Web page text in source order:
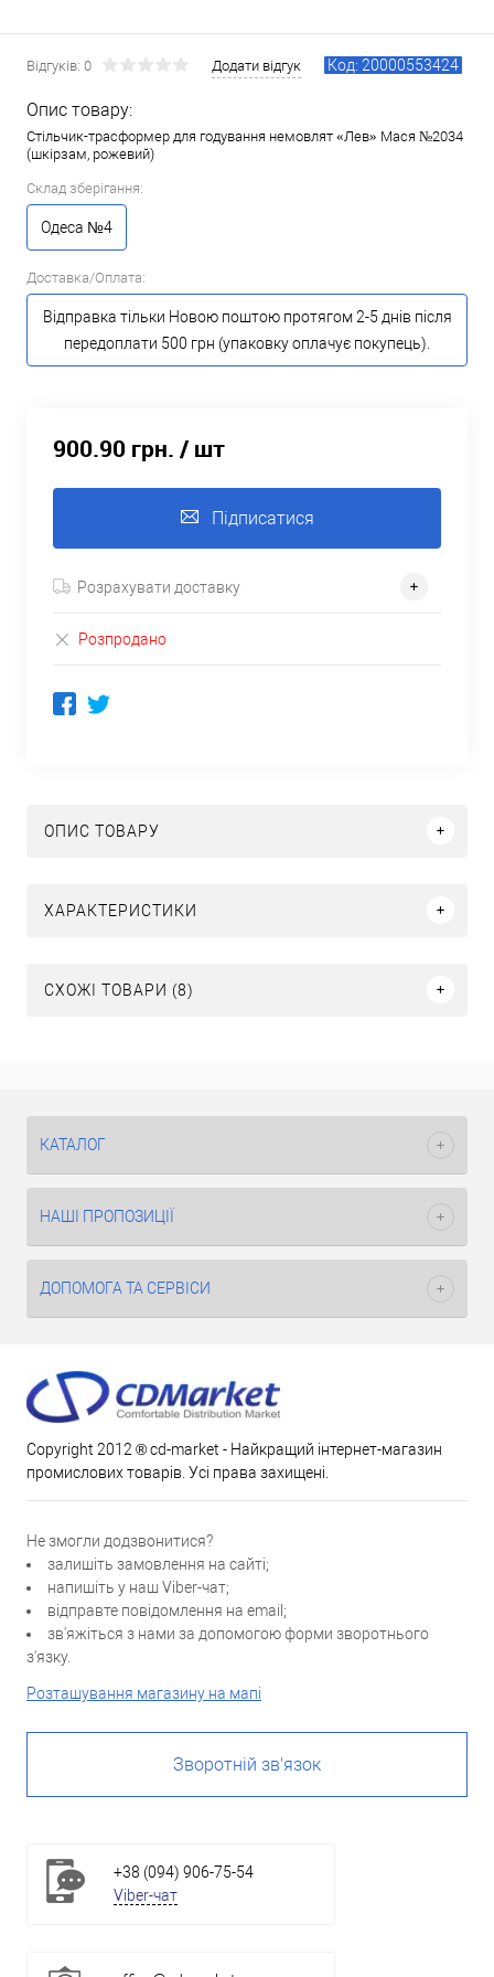
Відгуків: 0 Додати відгук Код: 20000553424
Опис товару:
Стільчик-трасформер для годування немовлят «Лев» Мася №2034
(шкірзам, рожевий)
Склад зберігання:
Одеса №4
Доставка/Оплата:
Відправка тільки Новою поштою протягом 2-5 днів після
передоплати 500 грн (упаковку оплачує покупець).
900.90 грн. / шт
Підписатися
Розрахувати доставку
Розпродано
ОПИС ТОВАРУ
ХАРАКТЕРИСТИКИ
СХОЖІ ТОВАРИ (8)
КАТАЛОГ
НАШІ ПРОПОЗИЦІЇ
ДОПОМОГА ТА СЕРВІСИ
Copyright 2012 ® cd-market - Найкращий інтернет-магазин
промислових товарів. Усі права захищені.
Не змогли додзвонитися?
залишіть замовлення на сайті;
напишіть у наш Viber-чат;
відправте повідомлення на email;
зв'яжіться з нами за допомогою форми зворотнього
з'язку.
Розташування магазину на мапі
Зворотній зв'язок
+38 (094) 906-75-54
Viber-чат